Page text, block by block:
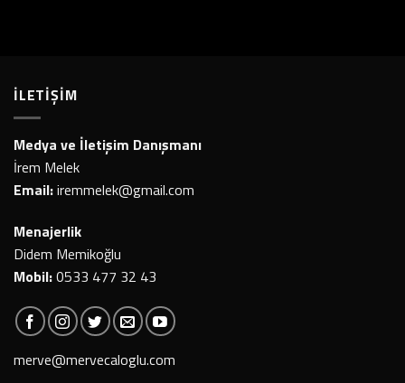
İLETİŞİM
Medya ve İletişim Danışmanı
İrem Melek
Email:iremmelek@gmail.com
Menajerlik
Didem Memikoğlu
Mobil:0533 477 32 43
merve@mervecaloglu.com